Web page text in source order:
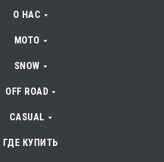
О НАС
МОТО
SNOW
OFF ROAD
CASUAL
ГДЕ КУПИТЬ